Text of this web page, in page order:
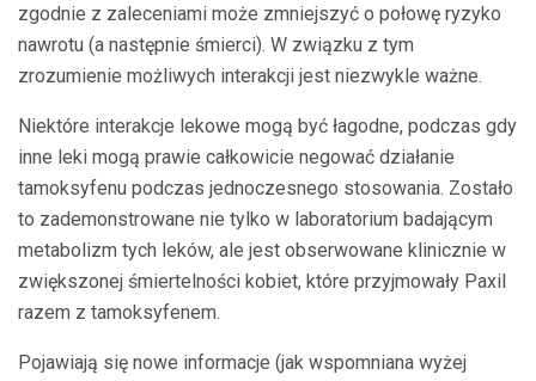
zgodnie z zaleceniami może zmniejszyć o połowę ryzyko
nawrotu (a następnie śmierci). W związku z tym
zrozumienie możliwych interakcji jest niezwykle ważne.
Niektóre interakcje lekowe mogą być łagodne, podczas gdy
inne leki mogą prawie całkowicie negować działanie
tamoksyfenu podczas jednoczesnego stosowania. Zostało
to zademonstrowane nie tylko w laboratorium badającym
metabolizm tych leków, ale jest obserwowane klinicznie w
zwiększonej śmiertelności kobiet, które przyjmowały Paxil
razem z tamoksyfenem.
Pojawiają się nowe informacje (jak wspomniana wyżej